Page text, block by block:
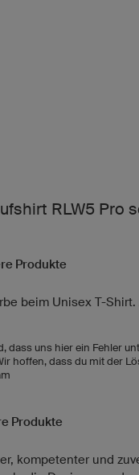
RLW5 Pro
Produkte
beim Unisex T-
dass uns hier ein Fehler
hoffen, dass du mit der
Produkte
kompetenter und